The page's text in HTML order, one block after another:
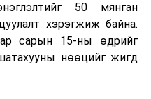
50 мянган
хэрэгжиж байна.
сарын 15-ны өдрийг
нөөцийг жигд